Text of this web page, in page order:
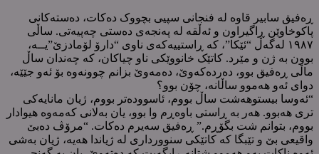
ڕەفیق سابیر قاوە لە فنجانی سپیی بچووک دەکات، دەستەکانی
پاکوخاوێن ڕاگیراون و ئەڵقە لە پەنجەی دەستی چەپیەتی. ساڵی
١٩٨٧ لەگەڵ “ئێکا”، کە ڕاستییەکەی ناوی “دارۆ لۆمادزێ”یــە،
بوون بە ژن و مێرد. کاتێک خانووێکی ناو چیاکان، کە چەندان ساڵ
ماڵی ڕەفیق بوو، دەردەکەوێ، دەمەوێ بزانم چوونەوە بۆ ئەو جێێە،
دوای ئەو هەموو ساڵانە، چۆن بوو؟
“ئەوسا بیستوهەشت ساڵ بووم، ئاسوودەتر بووم، ژیان مانایەکی
تری هەبوو. هەر بە ڕاستی باوەڕم وا بوو، یان بەلانی کەمەوە هیوادار
بووم، بتوانم شت بگۆڕم.” ڕەفیق سەیرم دەکات. “مرۆڤ دەبێ
واقیعی بێ و تێبگا کە کاتێکی سنوورداری لە ژیاندا هەیە، ژیان بەشی